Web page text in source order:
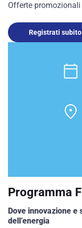
Offerte
Registrati subito
Programma
Dove innovazione
dell’energia